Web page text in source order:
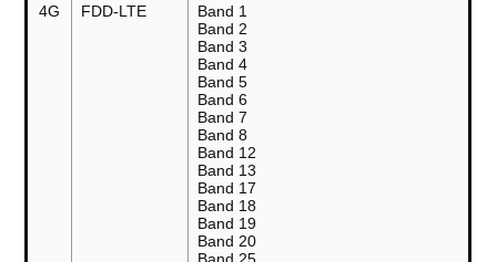
4G FDD-LTE
Band 1
Band 2
Band 3
Band 4
Band 5
Band 6
Band 7
Band 8
Band 12
Band 13
Band 17
Band 18
Band 19
Band 20
Band 25